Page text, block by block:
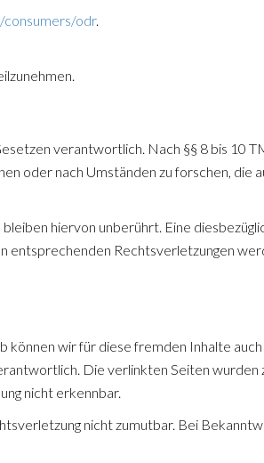
odr.
verantwortlich. Nach §§ 8 bis 10
oder nach Umständen zu forschen, die
hiervon unberührt. Eine
entsprechenden Rechtsverletzungen
können wir für diese fremden Inhalte
Die verlinkten Seiten wurden
nicht erkennbar.
nicht zumutbar. Bei